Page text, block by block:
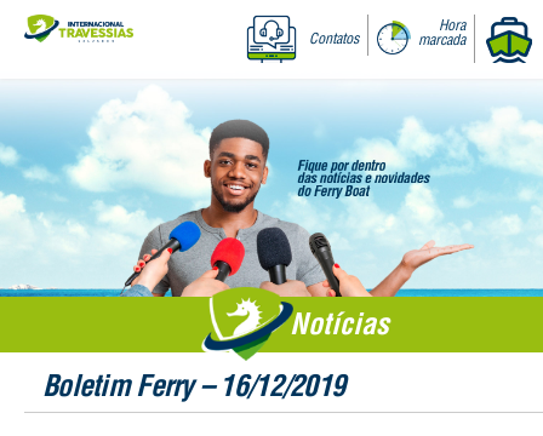
Contatos
Hora
marcada
Notícias
Boletim Ferry – 16/12/2019